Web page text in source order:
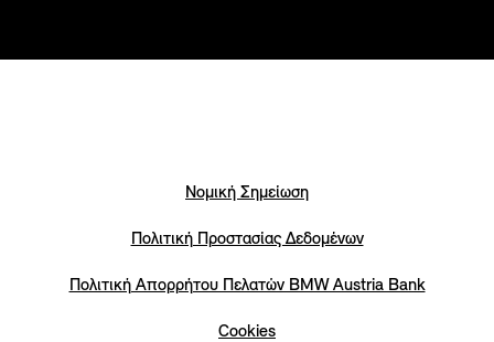
Νομική Σημείωση
Πολιτική Προστασίας Δεδομένων
Πολιτική Απορρήτου Πελατών ΒΜW Austria Bank
Cookies